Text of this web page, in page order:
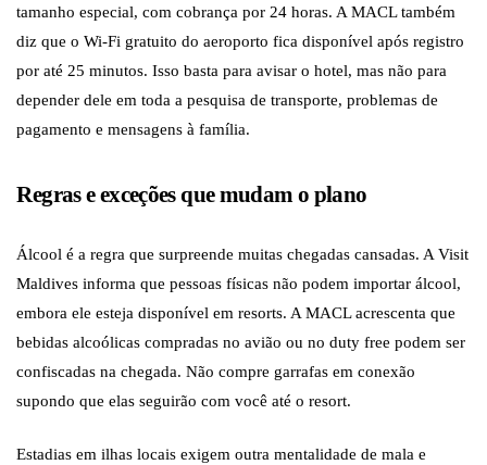
tamanho especial, com cobrança por 24 horas. A MACL também
diz que o Wi-Fi gratuito do aeroporto fica disponível após registro
por até 25 minutos. Isso basta para avisar o hotel, mas não para
depender dele em toda a pesquisa de transporte, problemas de
pagamento e mensagens à família.
Regras e exceções que mudam o plano
Álcool é a regra que surpreende muitas chegadas cansadas. A Visit
Maldives informa que pessoas físicas não podem importar álcool,
embora ele esteja disponível em resorts. A MACL acrescenta que
bebidas alcoólicas compradas no avião ou no duty free podem ser
confiscadas na chegada. Não compre garrafas em conexão
supondo que elas seguirão com você até o resort.
Estadias em ilhas locais exigem outra mentalidade de mala e